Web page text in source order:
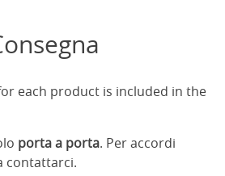
each product is included in the
porta a porta. Per accordi
contattarci.